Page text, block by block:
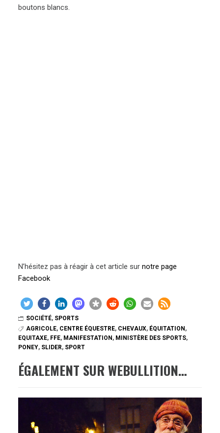
boutons blancs.
N’hésitez pas à réagir à cet article surnotre page
Facebook
SOCIÉTÉ, SPORTS
AGRICOLE, CENTRE ÉQUESTRE, CHEVAUX, ÉQUITATION ,
EQUITAXE, FFE, MANIFESTATION , MINISTÈRE DES SPORTS,
PONEY, SLIDER, SPORT
ÉGALEMENT SUR WEBULLITION…